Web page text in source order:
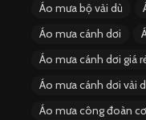
Áo mưa bộ vải dù
Áo mưa cánh dơi
Áo mưa cánh dơi giá
Áo mưa cánh dơi vải
Áo mưa công đoàn